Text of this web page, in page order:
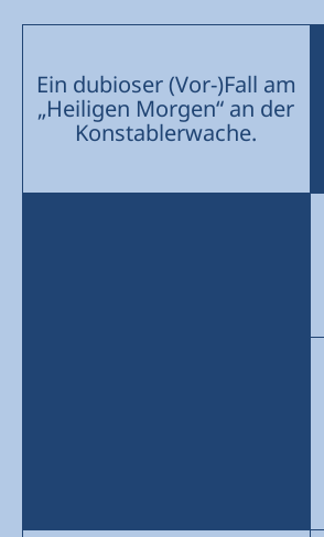
Ein dubioser (Vor-)Fall am
„Heiligen Morgen“ an der
Konstablerwache.